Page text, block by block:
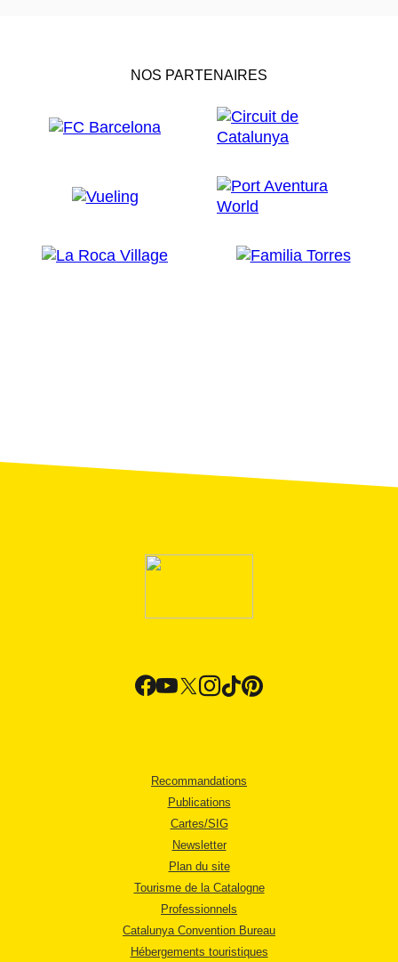
NOS PARTENAIRES
Recommandations
Publications
Cartes/SIG
Newsletter
Plan du site
Tourisme de la Catalogne
Professionnels
Catalunya Convention Bureau
Hébergements touristiques